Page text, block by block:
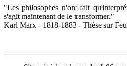
"Les philosophes n'ont fait
s'agit maintenant de le transformer."
Karl Marx - 1818-1883 - Thèse sur